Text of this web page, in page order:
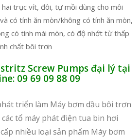
hai trục vít, đôi, tự mồi dùng cho môi
có tính ăn mòn/không có tính ăn mòn,
có tính mài mòn, có độ nhớt từ thấp
chất bôi trơn
Screw Pumps đại lý tại
09 69 09 88 09
triển làm Máy bơm dầu bôi trơn
tổ máy phát điện tua bin hơi
nhiều loại sản phẩm Máy bơm